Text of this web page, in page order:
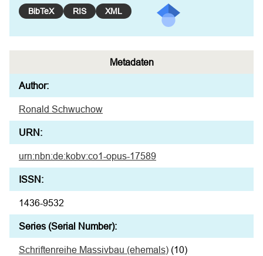
BibTeX RIS XML
Metadaten
Author:
Ronald Schwuchow
URN:
urn:nbn:de:kobv:co1-opus-17589
ISSN:
1436-9532
Series (Serial Number):
Schriftenreihe Massivbau (ehemals) (10)